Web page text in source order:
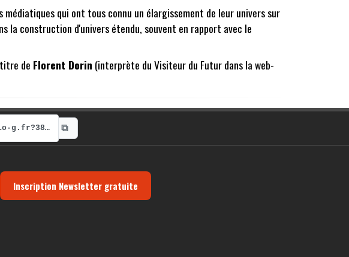
qui ont tous connu un élargissement de leur univers sur
la construction d'univers étendu, souvent en rapport avec le
de Florent Dorin (interprète du Visiteur du Futur dans la web-
https://radio-g.fr?3858 ⧉
Inscription Newsletter gratuite